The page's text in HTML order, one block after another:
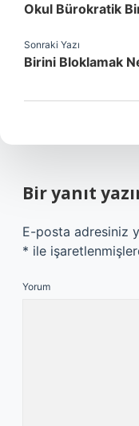
Okul Bürokratik
Sonraki Yazı
Birini Bloklamak
Bir yanıt
E-posta adresiniz
* ile
Yorum